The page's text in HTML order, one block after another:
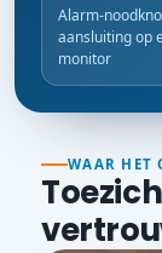
Alarm-
aansluiting op
monitor
WAAR HET